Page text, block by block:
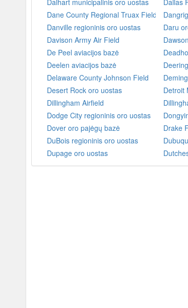
Dalhart municipalinis oro uostas Dallas
Dane County Regional Truax Field
Danville regioninis oro uostas
Daru
Davison Army Air Field
De Peel aviacijos bazė
Deelen aviacijos bazė
Delaware County Johnson Field
Desert Rock oro uostas
Detroit
Dillingham Airfield
Dodge City regioninis oro uostas
Dover oro pajėgų bazė
Drake
DuBois regioninis oro uostas
Dupage oro uostas